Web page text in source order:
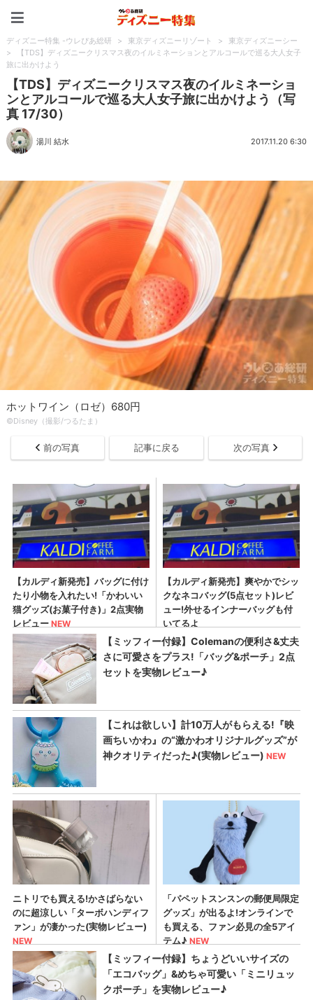
ディズニー特集 -ウレぴあ総研 > 東京ディズニーリゾート >
東京ディズニーシー
>
【TDS】ディズニークリスマス夜のイルミネーションとアルコールで巡る大人女子
旅に出かけよう
【TDS】ディズニークリスマス夜のイルミネーショ
ンとアルコールで巡る大人女子旅に出かけよう（写
真 17/30）
湯川 結水 2017.11.20 6:30
ホットワイン（ロゼ）680円
©︎Disney（撮影/つるたま）
前の写真 記事に戻る 次の写真